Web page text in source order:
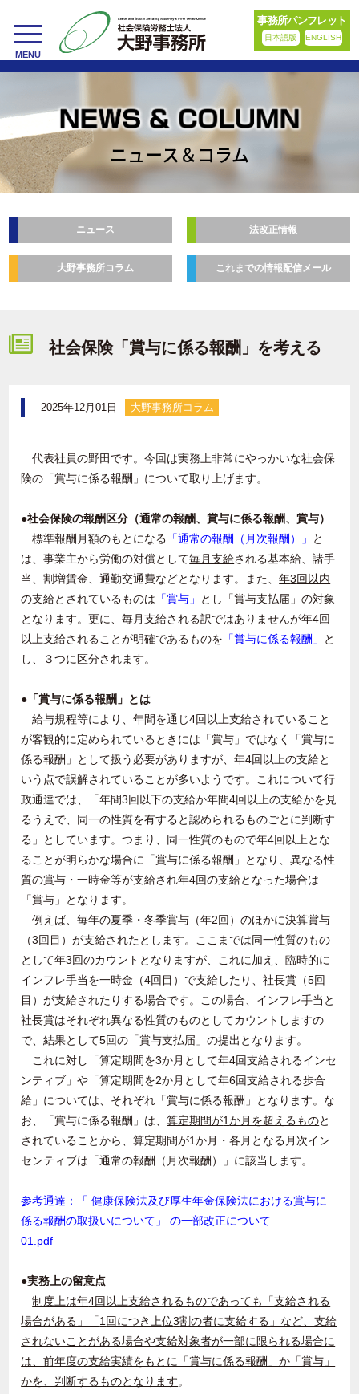
toggle
navigation
MENU
事務所パンフレット
日本語版 ENGLISH
ニュース＆コラム
ニュース 法改正情報
大野事務所コラム これまでの情報配信メール
社会保険「賞与に係る報酬」を考える
2025年12月01日 大野事務所コラム
代表社員の野田です。今回は実務上非常にやっかいな社会保
険の「賞与に係る報酬」について取り上げます。
●社会保険の報酬区分（通常の報酬、賞与に係る報酬、賞与）
標準報酬月額のもとになる 「通常の報酬（月次報酬）」
と
は、事業主から労働の対償として毎月支給される基本給、諸手
当、割増賃金、通勤交通費などとなります。また、年3回以内
の支給とされているものは 「賞与」
とし「賞与支払届」の対象
となります。更に、毎月支給される訳ではありませんが年4回
以上支給されることが明確であるものを 「賞与に係る報酬」
と
し、３つに区分されます。
●「賞与に係る報酬」とは
給与規程等により、年間を通じ4回以上支給されていること
が客観的に定められているときには「賞与」ではなく「賞与に
係る報酬」として扱う必要がありますが、年4回以上の支給と
いう点で誤解されていることが多いようです。これについて行
政通達では、「年間3回以下の支給か年間4回以上の支給かを見
るうえで、同一の性質を有すると認められるものごとに判断す
る」としています。つまり、同一性質のもので年4回以上とな
ることが明らかな場合に「賞与に係る報酬」となり、異なる性
質の賞与・一時金等が支給され年4回の支給となった場合は
「賞与」となります。
例えば、毎年の夏季・冬季賞与（年2回）のほかに決算賞与
（3回目）が支給されたとします。ここまでは同一性質のもの
として年3回のカウントとなりますが、これに加え、臨時的に
インフレ手当を一時金（4回目）で支給したり、社長賞（5回
目）が支給されたりする場合です。この場合、インフレ手当と
社長賞はそれぞれ異なる性質のものとしてカウントしますの
で、結果として5回の「賞与支払届」の提出となります。
これに対し「算定期間を3か月として年4回支給されるインセ
ンティブ」や「算定期間を2か月として年6回支給される歩合
給」については、それぞれ「賞与に係る報酬」となります。な
お、「賞与に係る報酬」は、算定期間が1か月を超えるものと
されていることから、算定期間が1か月・各月となる月次イン
センティブは「通常の報酬（月次報酬）」に該当します。
参考通達：「 健康保険法及び厚生年金保険法における賞与に
係る報酬の取扱いについて」 の一部改正について
01.pdf
●実務上の留意点
制度上は年4回以上支給されるものであっても「支給される
場合がある」「1 回につき上位3割の者に支給する」など、支給
されないことがある場合や支給対象者が一部に限られる場合に
は、前年度の支給実績をもとに「賞与に係る報酬」か「賞与」
かを、判断するものとなります。